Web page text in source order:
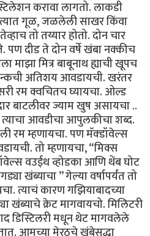
करावा लागतो. लाकडी
गूळ, जळलेली साखर किंवा
तो तय्यार होतो. दोन चार
दीड ते दोन वर्षे खंबा नक्कीच
माझा मित्र बाबूनाथ ह्याची खूपच
अतिशय आवडायची. खरंतर
रम क्वचितच घ्यायचा. ओल्ड
बाटलीवर ज्याम खुष असायचा ..
आवडीचा आपुलकीचा शब्द.
रम म्हणायचा. पण मॅक्डॉवेल्स
तो म्हणायचा, “मिक्स
वउईथ व्होडका आणि थेंब घोट
खंब्याचा ” गेल्या वर्षापर्यंत तो
त्याचं कारण गझियाबादच्या
खंब्याचे क्रेट मागवायचो. मिलिटरी
डिस्टिलरी मधून थेट मागवलेले